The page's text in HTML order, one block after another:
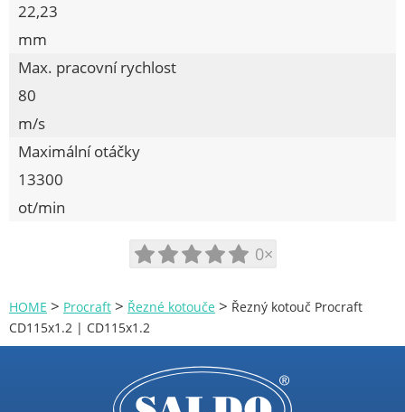
Aku vrtací kladivo
Aku vysavače
Brusky na sádrokarton
Brusky na vrtáky
Brusky pilových řetězů
Brusné kotouče
Demoliční kladiva
Dílenské stroje
Dvoukotoučové brusky
Elektrické drtiče
22,23
mm
Max. pracovní rychlost
80
m/s
Maximální otáčky
13300
ot/min
0×
HOME > Procraft > Řezné kotouče > Řezný kotouč Procraft
CD115x1.2 | CD115x1.2